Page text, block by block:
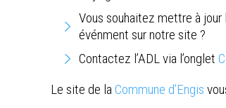
Vous souhaitez mettre à
événment sur notre site ?
Contactez l’ADL via l’onglet
Le site de la Commune d’Engis